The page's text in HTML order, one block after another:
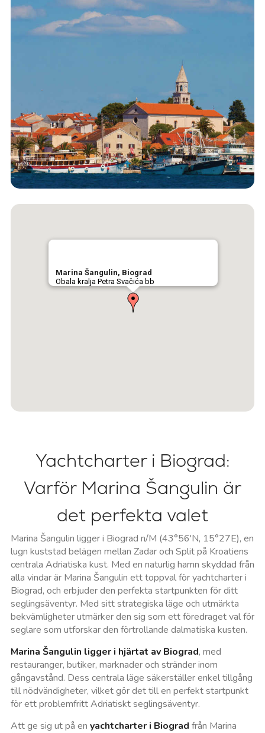
Marina Šangulin, Biograd
Obala kralja Petra Svačića bb
Yachtcharter i Biograd:
Varför Marina Šangulin är
det perfekta valet
Marina Šangulin ligger i Biograd n/M (43°56'N, 15°27E), en
lugn kuststad belägen mellan Zadar och Split på Kroatiens
centrala Adriatiska kust. Med en naturlig hamn skyddad från
alla vindar är Marina Šangulin ett toppval för yachtcharter i
Biograd, och erbjuder den perfekta startpunkten för ditt
seglingsäventyr. Med sitt strategiska läge och utmärkta
bekvämligheter utmärker den sig som ett föredraget val för
seglare som utforskar den förtrollande dalmatiska kusten.
Marina Šangulin ligger i hjärtat av Biograd, med
restauranger, butiker, marknader och stränder inom
gångavstånd. Dess centrala läge säkerställer enkel tillgång
till nödvändigheter, vilket gör det till en perfekt startpunkt
för ett problemfritt Adriatiskt seglingsäventyr.
Att ge sig ut på en yachtcharter i Biograd från Marina